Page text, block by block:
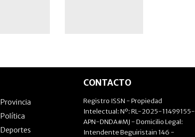
Provincia
Política
Deportes
CONTACTO
Registro ISSN - Propiedad
Intelectual: Nº: RL-2025-11499155-
APN-DNDA#MJ - Domicilio Legal:
Intendente Beguiristain 146 -